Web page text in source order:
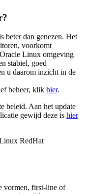
beter dan genezen. Het
voorkomt
Linux omgeving
stabiel, goed
u daarom inzicht in de
beheer, klik hier.
beleid. Aan het update
gewijd deze is hier
RedHat
vormen, first-line of